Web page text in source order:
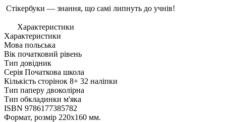
Стікербуки — знання, що самі липнуть до учнів!
Характеристики
Характеристики
Мова польська
Вік початковий рівень
Тип довідник
Серія Початкова школа
Кількість сторінок 8+ 32 наліпки
Тип паперу двоколірна
Тип обкладинки м'яка
ISBN 9786177385782
Формат, розмір 220х160 мм.